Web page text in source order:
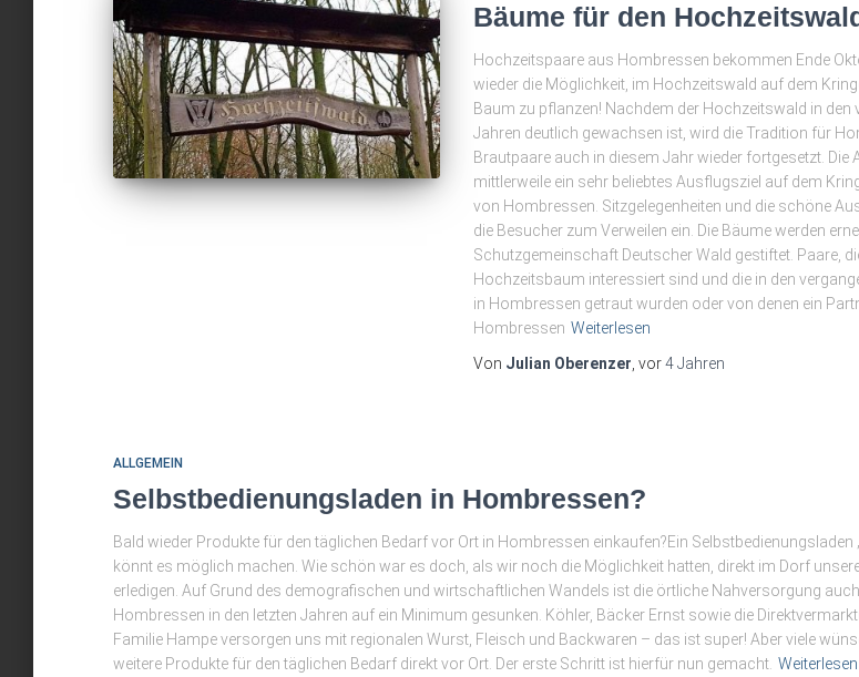
Bäume für den
Hochzeitspaare aus Hombressen bekommen Ende
wieder die Möglichkeit, im Hochzeitswald auf dem
Baum zu pflanzen! Nachdem der Hochzeitswald in den
Jahren deutlich gewachsen ist, wird die Tradition für
Brautpaare auch in diesem Jahr wieder fortgesetzt. Die
mittlerweile ein sehr beliebtes Ausflugsziel auf dem
von Hombressen. Sitzgelegenheiten und die schöne
die Besucher zum Verweilen ein. Die Bäume werden
Schutzgemeinschaft Deutscher Wald gestiftet. Paare,
Hochzeitsbaum interessiert sind und die in den
in Hombressen getraut wurden oder von denen ein
Hombressen Weiterlesen
Von Julian Oberenzer , vor4 Jahren
ALLGEMEIN
Selbstbedienungsladen in Hombressen?
Bald wieder Produkte für den täglichen Bedarf vor Ort in Hombressen einkaufen?Ein Selbstbedienungsladen
könnt es möglich machen. Wie schön war es doch, als wir noch die Möglichkeit hatten, direkt im Dorf
erledigen. Auf Grund des demografischen und wirtschaftlichen Wandels ist die örtliche Nahversorgung
Hombressen in den letzten Jahren auf ein Minimum gesunken. Köhler, Bäcker Ernst sowie die
Familie Hampe versorgen uns mit regionalen Wurst, Fleisch und Backwaren – das ist super! Aber viele
weitere Produkte für den täglichen Bedarf direkt vor Ort. Der erste Schritt ist hierfür nun gemacht. Weiterlesen